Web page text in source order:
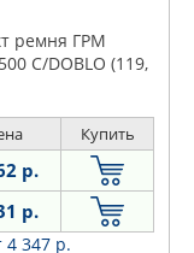
ремня ГРМ
C/DOBLO (119,
/ GRANDE
YPSILON
Купить
р.
р.
4 347 р.